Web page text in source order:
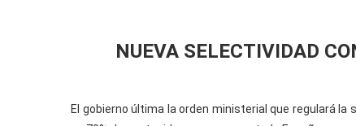
NUEVA SELECTIVIDAD
El gobierno última la orden ministerial que regulará